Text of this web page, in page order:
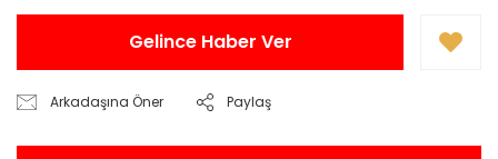
Gelince Haber Ver
Arkadaşına Öner Paylaş